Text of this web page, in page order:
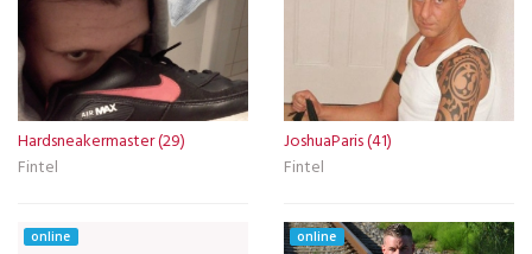
Hardsneakermaster (29)
Fintel
JoshuaParis (41)
Fintel
online online